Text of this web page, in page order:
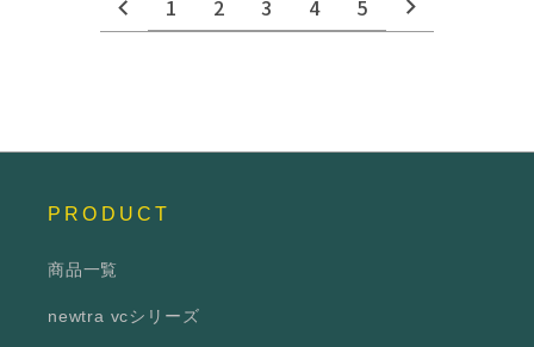
1 2 3 4 5
PRODUCT
商品一覧
newtra vcシリーズ